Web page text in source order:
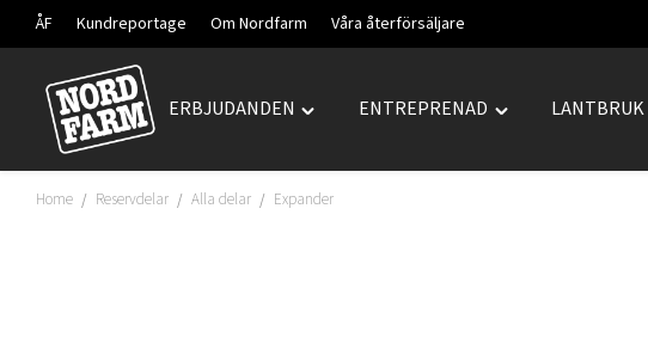
ÅF Kundreportage Om Nordfarm Våra återförsäljare
Hoppa
innehåll
ERBJUDANDEN
Toggle
menu
ENTREPRENAD
Toggle
LANTBRUK
Home / Reservdelar / Alla delar / Expander